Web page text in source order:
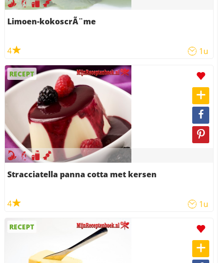
Limoen-kokoscrÃ¨me
4 1u
RECEPT
Stracciatella panna cotta met kersen
4 1u
RECEPT